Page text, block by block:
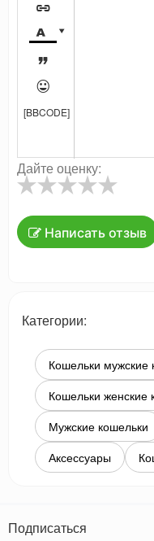





[BBCODE]
Дайте оценку:
Написать отзыв
Категории:
Кошельки мужские
Кошельки женские
Мужские кошельки
Аксессуары
Подписаться